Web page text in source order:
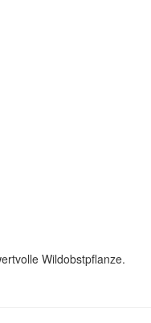
Wildobstpflanze.